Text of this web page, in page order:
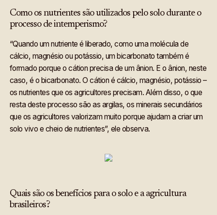
Como os nutrientes são utilizados pelo solo durante o
processo de intemperismo?
“Quando um nutriente é liberado, como uma molécula de
cálcio, magnésio ou potássio, um bicarbonato também é
formado porque o cátion precisa de um ânion. E o ânion, neste
caso, é o bicarbonato. O cátion é cálcio, magnésio, potássio –
os nutrientes que os agricultores precisam. Além disso, o que
resta deste processo são as argilas, os minerais secundários
que os agricultores valorizam muito porque ajudam a criar um
solo vivo e cheio de nutrientes”, ele observa.
Quais são os benefícios para o solo e a agricultura
brasileiros?